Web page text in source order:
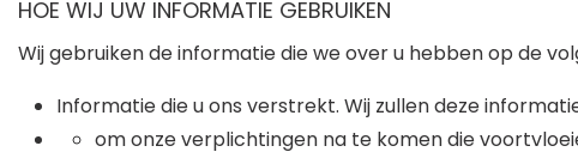
HOE WIJ UW INFORMATIE GEBRUIKEN
Wij gebruiken de informatie die we over u hebben op de
Informatie die u ons verstrekt. Wij zullen deze
om onze verplichtingen na te komen die